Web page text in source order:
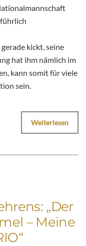
kickt, seine
hat ihm nämlich im
kann somit für viele
sein.
Weiterlesen
„Der
– Meine